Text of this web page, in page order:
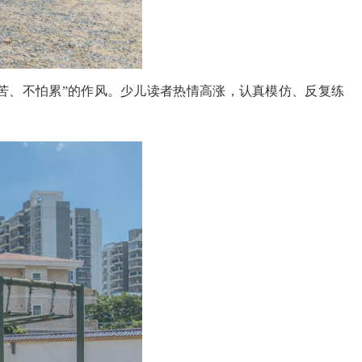
不怕累”的作风。少儿读者热情高涨，认真模仿、反复练